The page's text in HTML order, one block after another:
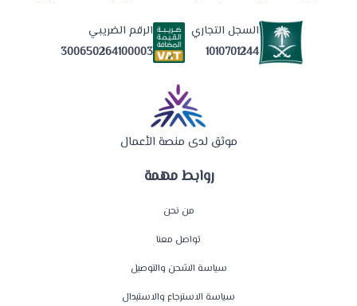
روابط مهمة
من نحن
تواصل معنا
سياسة الشحن والتوصيل
سياسة الاسترجاع والاستبدال
السجل التجاري
1010701244
الرقم الضريبي
300650264100003
موثق لدى منصة الأعمال